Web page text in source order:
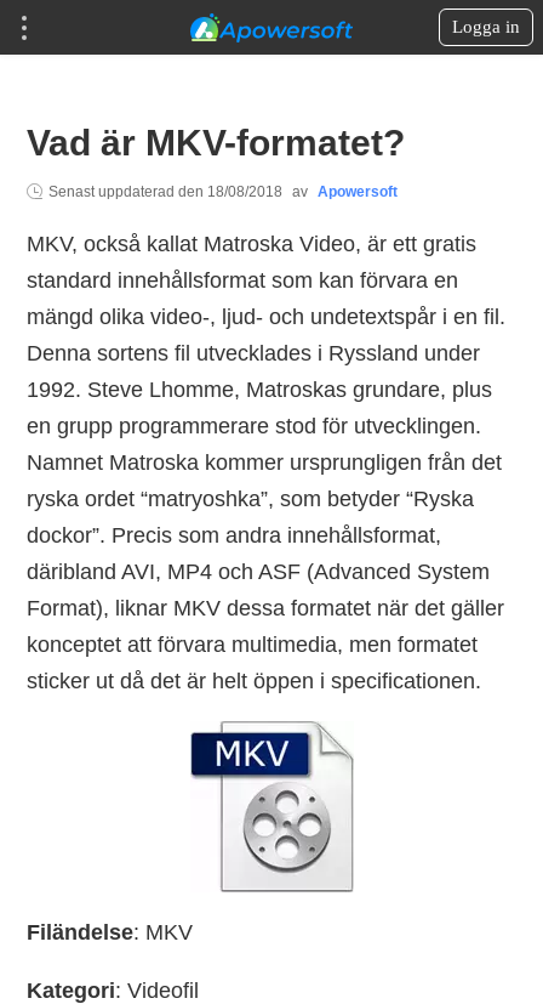
Logga in
Vad är MKV-formatet?
Senast uppdaterad den 18/08/2018 av Apowersoft
MKV, också kallat Matroska Video, är ett gratis
standard innehållsformat som kan förvara en
mängd olika video-, ljud- och undetextspår i en fil.
Denna sortens fil utvecklades i Ryssland under
1992. Steve Lhomme, Matroskas grundare, plus
en grupp programmerare stod för utvecklingen.
Namnet Matroska kommer ursprungligen från det
ryska ordet “matryoshka”, som betyder “Ryska
dockor”. Precis som andra innehållsformat,
däribland AVI, MP4 och ASF (Advanced System
Format), liknar MKV dessa formatet när det gäller
konceptet att förvara multimedia, men formatet
sticker ut då det är helt öppen i specificationen.
Filändelse: MKV
Kategori: Videofil